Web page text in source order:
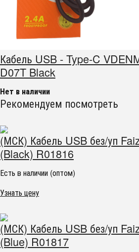
Кабель USB - Type-C
D07T Black
Нет в наличии
Рекомендуем посмотреть
(МСК) Кабель USB без/уп
(Black) R01816
Есть в наличии (оптом)
Узнать цену
(МСК) Кабель USB без/уп
(Blue) R01817